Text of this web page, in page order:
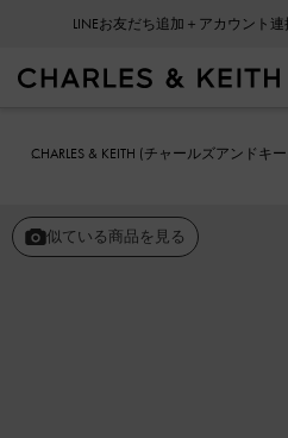
LINEお友だち追加＋アカウント
CHARLES & KEITH (チャールズアンドキ
似ている商品を見る